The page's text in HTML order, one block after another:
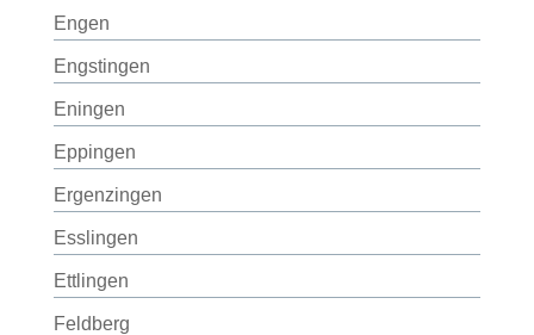
Engen
Engstingen
Eningen
Eppingen
Ergenzingen
Esslingen
Ettlingen
Feldberg